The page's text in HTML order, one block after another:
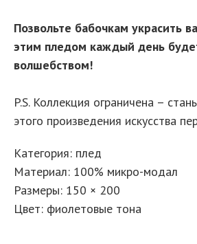
Позвольте бабочкам украсить
этим пледом каждый день
волшебством!
P.S. Коллекция ограничена –
этого произведения искусства
Категория: плед
Материал: 100% микро-модал
Размеры: 150 × 200
Цвет: фиолетовые тона